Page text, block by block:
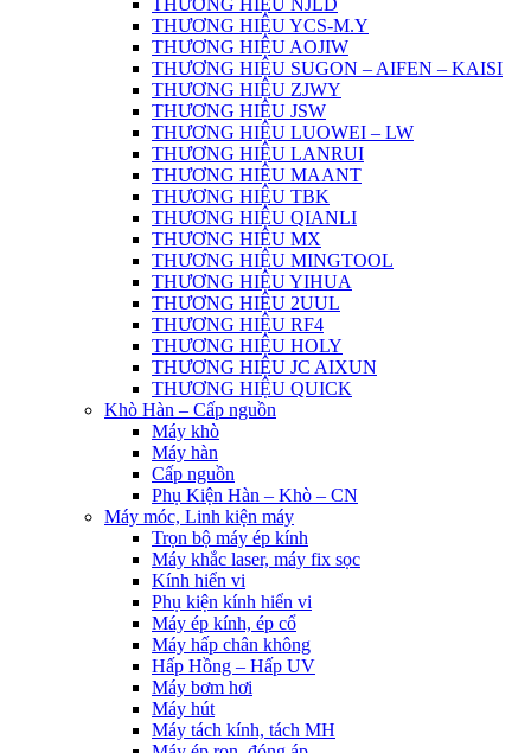
THƯƠNG HIỆU NJLD
THƯƠNG HIỆU YCS-M.Y
THƯƠNG HIỆU AOJIW
THƯƠNG HIỆU SUGON – AIFEN – KAISI
THƯƠNG HIỆU ZJWY
THƯƠNG HIỆU JSW
THƯƠNG HIỆU LUOWEI – LW
THƯƠNG HIỆU LANRUI
THƯƠNG HIỆU MAANT
THƯƠNG HIỆU TBK
THƯƠNG HIỆU QIANLI
THƯƠNG HIỆU MX
THƯƠNG HIỆU MINGTOOL
THƯƠNG HIỆU YIHUA
THƯƠNG HIỆU 2UUL
THƯƠNG HIỆU RF4
THƯƠNG HIỆU HOLY
THƯƠNG HIỆU JC AIXUN
THƯƠNG HIỆU QUICK
Khò Hàn – Cấp nguồn
Máy khò
Máy hàn
Cấp nguồn
Phụ Kiện Hàn – Khò – CN
Máy móc, Linh kiện máy
Trọn bộ máy ép kính
Máy khắc laser, máy fix sọc
Kính hiển vi
Phụ kiện kính hiển vi
Máy ép kính, ép cổ
Máy hấp chân không
Hấp Hồng – Hấp UV
Máy bơm hơi
Máy hút
Máy tách kính, tách MH